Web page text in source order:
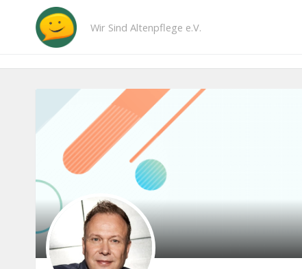
Wir Sind Altenpflege e.V.